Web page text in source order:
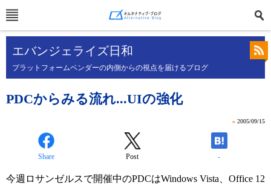
エバンジェライズ日和
プラットフォームベンダーの内側からの視点を届けるブログ
PDCからみる流れ...UIの強化
» 2005/09/15
Share Post -
今週ロサンゼルスで開催中のPDCはWindows Vista、Office 12